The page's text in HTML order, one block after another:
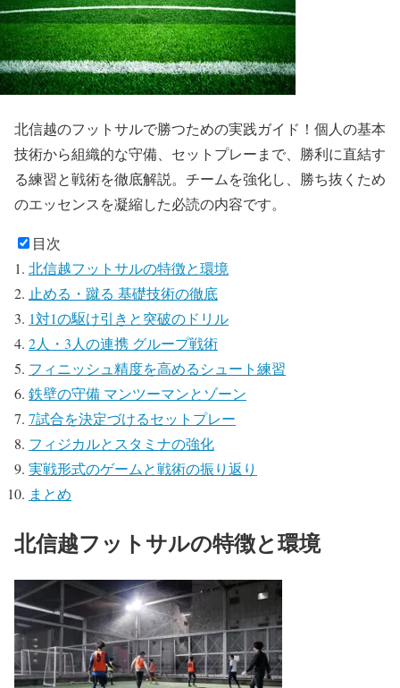
北信越のフットサルで勝つための実践ガイド！個人の基本
技術から組織的な守備、セットプレーまで、勝利に直結す
る練習と戦術を徹底解説。チームを強化し、勝ち抜くため
のエッセンスを凝縮した必読の内容です。
目次
北信越フットサルの特徴と環境
止める・蹴る 基礎技術の徹底
1対1の駆け引きと突破のドリル
2人・3人の連携 グループ戦術
フィニッシュ精度を高めるシュート練習
鉄壁の守備 マンツーマンとゾーン
7試合を決定づけるセットプレー
フィジカルとスタミナの強化
実戦形式のゲームと戦術の振り返り
まとめ
北信越フットサルの特徴と環境